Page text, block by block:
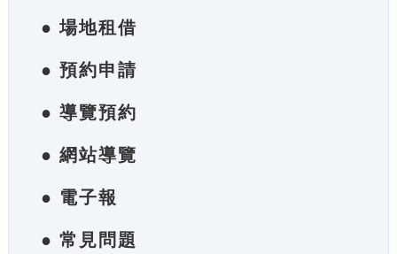
● 場地租借
● 預約申請
● 導覽預約
● 網站導覽
● 電子報
● 常見問題